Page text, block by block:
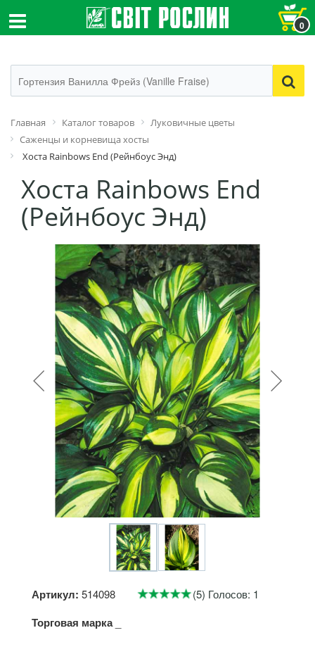
0
Главная Каталог товаров
Луковичные цветы
Саженцы и корневища хосты
Хоста Rainbows End (Рейнбоус Энд)
Хоста Rainbows End
(Рейнбоус Энд)
Артикул: 514098 (5) Голосов: 1
Торговая марка